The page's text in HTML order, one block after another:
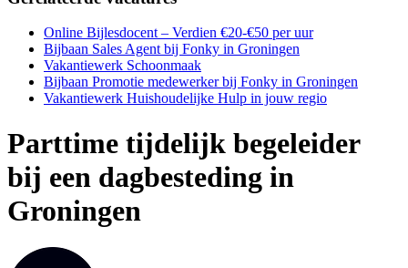
Online Bijlesdocent – Verdien €20-€50 per uur
Bijbaan Sales Agent bij Fonky in Groningen
Vakantiewerk Schoonmaak
Bijbaan Promotie medewerker bij Fonky in Groningen
Vakantiewerk Huishoudelijke Hulp in jouw regio
Parttime tijdelijk begeleider
bij een dagbesteding in
Groningen